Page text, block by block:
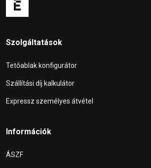
Szolgáltatások
Tetőablak konfigurátor
Szállítási díj kalkulátor
Expressz személyes átvétel
Információk
ÁSZF